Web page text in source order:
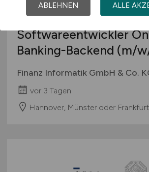
Softwareentwickler
Banking-Backend (m/
Finanz Informatik GmbH & Co.
vor 3 Tagen
Hannover, Münster oder Frankfurt
ABLEHNEN ALLE